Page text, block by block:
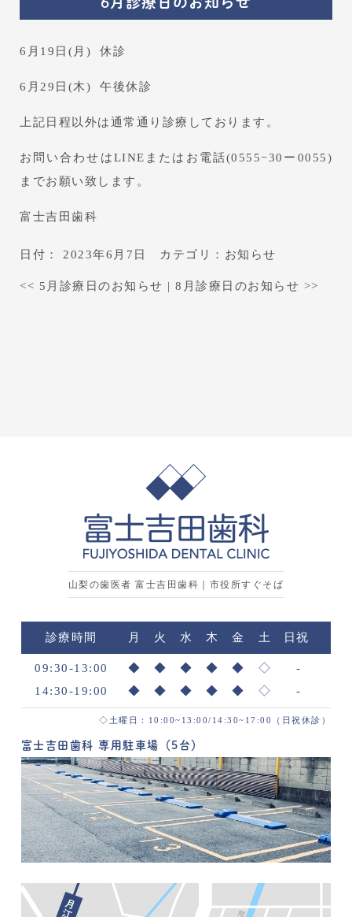
6月19日(月) 休診
6月29日(木) 午後休診
上記日程以外は通常通り診療しております。
お問い合わせはLINEまたはお電話(0555−30ー0055)
までお願い致します。
富士吉田歯科
日付： 2023年6月7日 カテゴリ： お知らせ
<< 5月診療日のお知らせ | 8月診療日のお知らせ >>
山梨の歯医者 富士吉田歯科｜市役所すぐそば
診療時間 月 火 水 木 金 土 日祝
09:30-13:00 ◆ ◆ ◆ ◆ ◆ ◇
-
14:30-19:00
◆ ◆ ◆ ◆ ◆ ◇ -
◇土曜日：10:00~13:00/14:30~17:00（日祝休診）
富士吉田歯科 専用駐車場（5台）